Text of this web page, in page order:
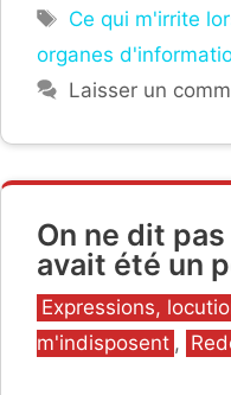
Étiquettes
Ce qui m'irrite
organes
Laisser un
On ne dit
avait été un
Catégories
Expressions,
m'indisposent ,